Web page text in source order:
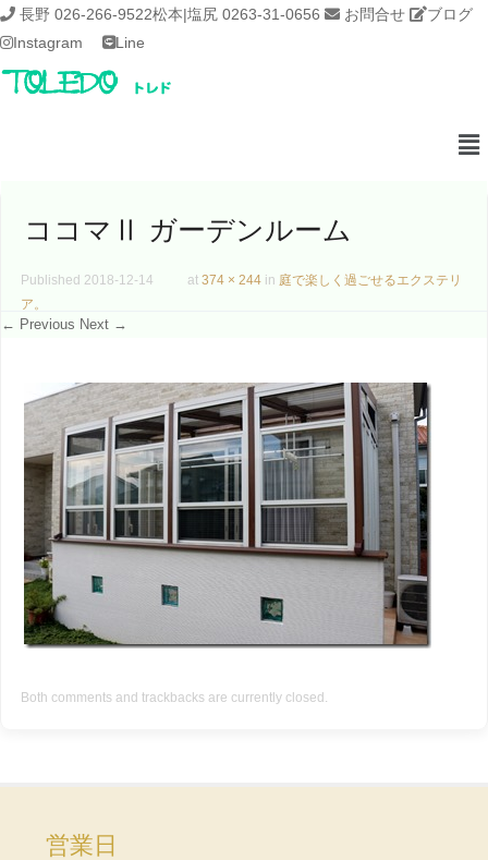
長野 026-266-9522松本|塩尻 0263-31-0656 お問合せ
ブログ
Instagram
Line
ココマⅡ ガーデンルーム
Published 2018-12-14 at 374 × 244 in 庭で楽しく過ごせるエクステリ
ア。
← Previous Next →
Both comments and trackbacks are currently closed.
営業日